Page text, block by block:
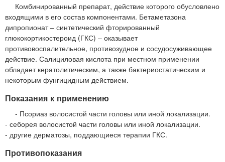
Комбинированный препарат, действие которого обусловлено
входящими в его состав компонентами. Бетаметазона
дипропионат – синтетический фторированный
глюкокортикостероид (ГКС) – оказывает
противовоспалительное, противозудное и сосудосуживающее
действие. Салициловая кислота при местном применении
обладает кератолитическим, а также бактериостатическим и
некоторым фунгицидным действием.
Показания к применению
- Псориаз волосистой части головы или иной локализации.
- себорея волосистой части головы или иной локализации.
- другие дерматозы, поддающиеся терапии ГКС.
Противопоказания